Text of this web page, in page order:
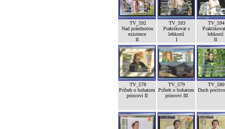
TV_592
Nad prázdnotou
existence
II
TV_593
Praktikovat s
lehkostí
I
TV_594
lehkostí
II
TV_578
Príbeh o bohatom
princovi II
TV_579
Príbeh o bohatom
princovi III
TV_580
Duch